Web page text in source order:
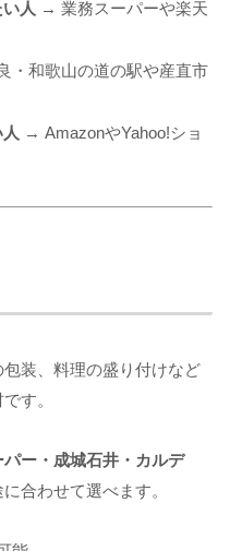
人 → 業務スーパーや楽天
・和歌山の道の駅や産直市
→ AmazonやYahoo!ショ
装、料理の盛り付けなど
す。
ー・成城石井・カルデ
合わせて選べます。